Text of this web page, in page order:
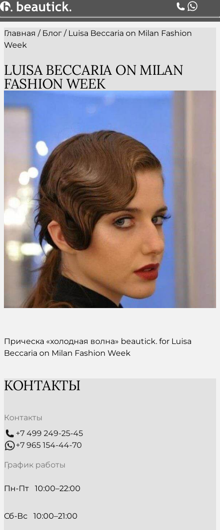
КОМАНДА
Главная / Блог / Luisa Beccaria on Milan Fashion
Week
LUISA BECCARIA ON MILAN
FASHION WEEK
Прическа «холодная волна» beautick. for Luisa
Beccaria on Milan Fashion Week
КОНТАКТЫ
Контакты
+7 499 249-25-45
+7 965 154-44-70
График работы
Пн-Пт   10:00–22:00
Сб-Вс   10:00–21:00